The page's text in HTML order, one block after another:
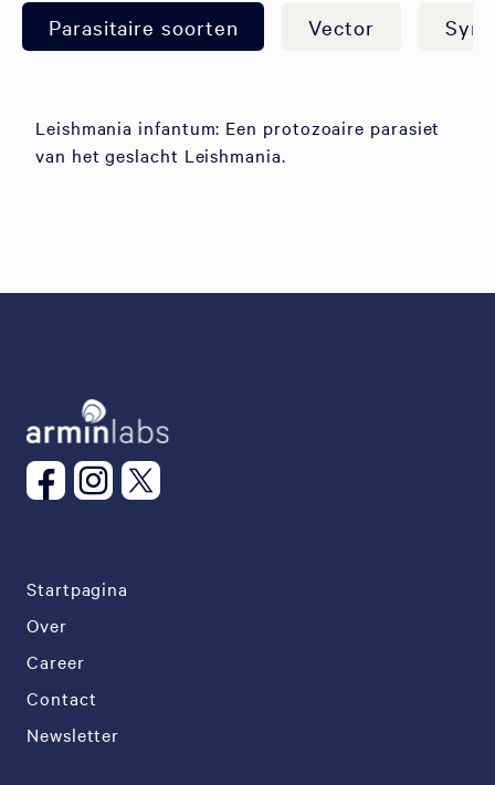
Parasitaire soorten Vector
Leishmania infantum: Een protozoaire parasiet
van het geslacht Leishmania.
Startpagina
Over
Career
Contact
Newsletter